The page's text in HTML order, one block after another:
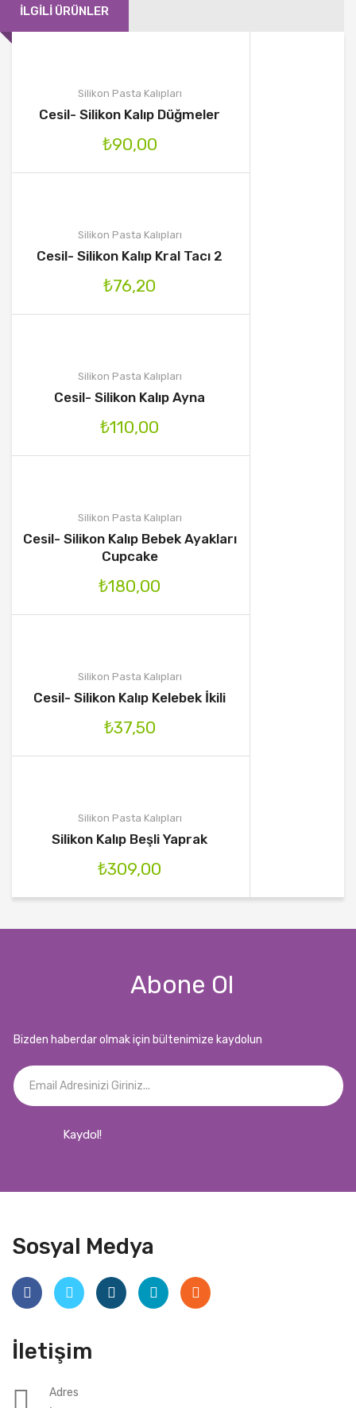
İLGILI ÜRÜNLER
Silikon Pasta Kalıpları
Cesil- Silikon Kalıp Düğmeler
₺90,00
Silikon Pasta Kalıpları
Cesil- Silikon Kalıp Kral Tacı 2
₺76,20
Silikon Pasta Kalıpları
Cesil- Silikon Kalıp Ayna
₺110,00
Silikon Pasta Kalıpları
Cesil- Silikon Kalıp Bebek Ayakları
Cupcake
₺180,00
Silikon Pasta Kalıpları
Cesil- Silikon Kalıp Kelebek İkili
₺37,50
Silikon Pasta Kalıpları
Silikon Kalıp Beşli Yaprak
₺309,00
Abone Ol
Bizden haberdar olmak için bültenimize kaydolun
Kaydol!
Sosyal Medya
İletişim
Adres